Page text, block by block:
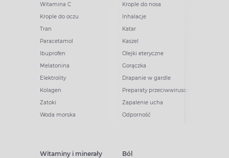
Witamina C
Krople do oczu
Tran
Paracetamol
Ibuprofen
Melatonina
Elektrolity
Kolagen
Zatoki
Woda morska
Krople do nosa
Inhalacje
Katar
Kaszel
Olejki eteryczne
Gorączka
Drapanie w gardle
Preparaty przeciwwirusowe
Zapalenie ucha
Odporność
Witaminy i minerały Ból